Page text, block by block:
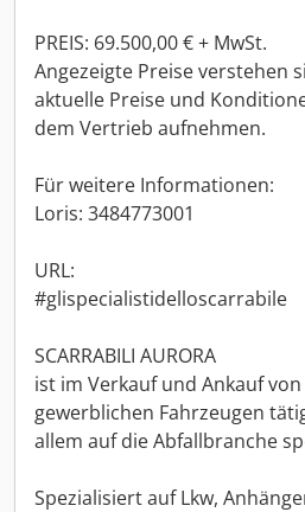
PREIS: 69.500,00 € + MwSt.
Angezeigte Preise verstehen
aktuelle Preise und
dem Vertrieb aufnehmen.
Für weitere Informationen:
Loris: 3484773001
URL:
#glispecialistidelloscarrabile
SCARRABILI AURORA
ist im Verkauf und Ankauf
gewerblichen Fahrzeugen
allem auf die Abfallbranche
Spezialisiert auf Lkw,